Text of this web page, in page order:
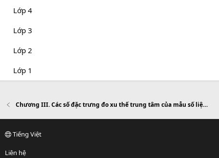
Lớp 4
Lớp 3
Lớp 2
Lớp 1
Chương III. Các số đặc trưng đo xu thế trung tâm của mẫu số liệu ghép nhóm
Tiếng Việt
Liên hệ